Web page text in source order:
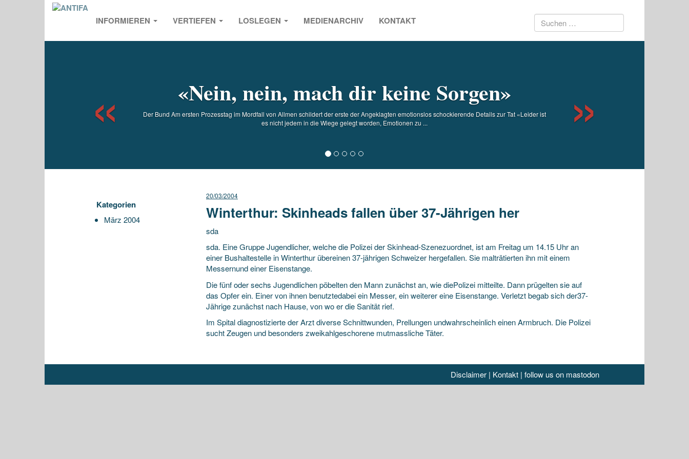
INFORMIEREN VERTIEFEN LOSLEGEN MEDIENARCHIV KONTAKT Suchen
«Nein, nein, mach dir keine Sorgen»
Der Bund Am ersten Prozesstag im Mordfall von Allmen schildert der erste der Angeklagten emotionslos schockierende Details zur Tat «Leider ist
es nicht jedem in die Wiege gelegt worden, Emotionen zu ...
Kategorien
März 2004
20/03/2004
Winterthur: Skinheads fallen über 37-Jährigen her
sda
sda. Eine Gruppe Jugendlicher, welche die Polizei der Skinhead-Szenezuordnet, ist am Freitag um 14.15 Uhr an
einer Bushaltestelle in Winterthur übereinen 37-jährigen Schweizer hergefallen. Sie malträtierten ihn mit einem
Messernund einer Eisenstange.
Diefünf oder sechs Jugendlichen pöbelten den Mann zunächst an, wie diePolizei mitteilte. Dann prügelten sie auf
das Opfer ein. Einer von ihnen benutztedabei ein Messer, ein weiterer eine Eisenstange. Verletzt begab sich der37-
Jährige zunächst nach Hause, von wo er die Sanität rief.
Im Spital diagnostizierte der Arzt diverse Schnittwunden, Prellungen undwahrscheinlich einen Armbruch. Die Polizei
sucht Zeugen und besonders zweikahlgeschorene mutmassliche Täter.
Disclaimer| Kontakt| follow us on mastodon